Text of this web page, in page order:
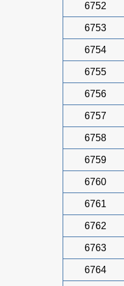
6752
6753
6754
6755
6756
6757
6758
6759
6760
6761
6762
6763
6764